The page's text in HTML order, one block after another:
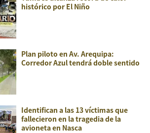
histórico por El Niño
Plan piloto en Av. Arequipa:
Corredor Azul tendrá doble sentido
Identifican a las 13 víctimas que
fallecieron en la tragedia de la
avioneta en Nasca